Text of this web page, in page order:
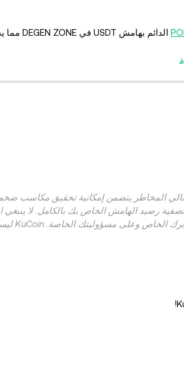
الدائم بهامش USDT في DEGEN ZONE مما
المخاطر يتضمن إمكانية تحقيق مكاسب
رصيد الهامش الخاص بك بالكامل. لا